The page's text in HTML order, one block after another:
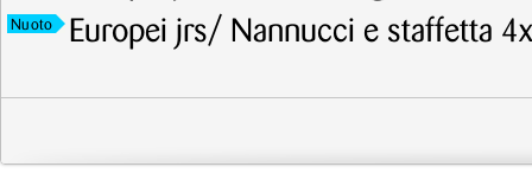
Nuoto Europei jrs/ Nannucci e staffetta